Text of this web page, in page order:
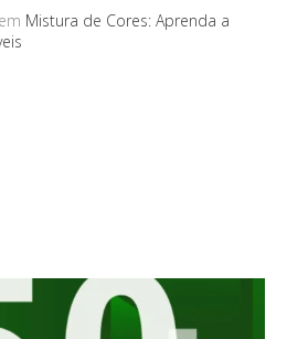
em Mistura de Cores: Aprenda a